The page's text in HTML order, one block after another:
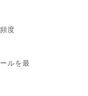
度
ルを最